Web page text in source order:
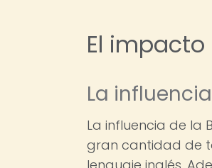
El
La
La influencia de la
gran cantidad de